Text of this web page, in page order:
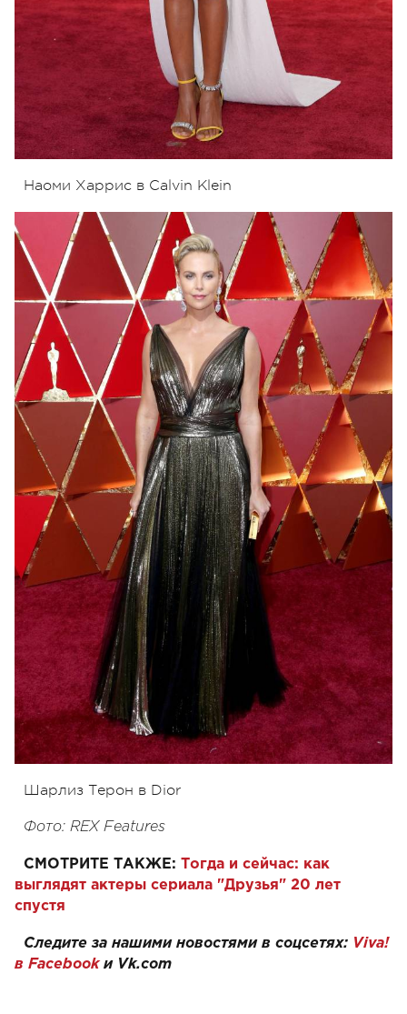
Наоми Харрис в Calvin Klein
Шарлиз Терон в Dior
Фото: REX Features
СМОТРИТЕ ТАКЖЕ: Тогда и сейчас: как
выглядят актеры сериала "Друзья" 20 лет
спустя
Следите за нашими новостями в соцсетях: Viva!
в Facebookи Vk.com